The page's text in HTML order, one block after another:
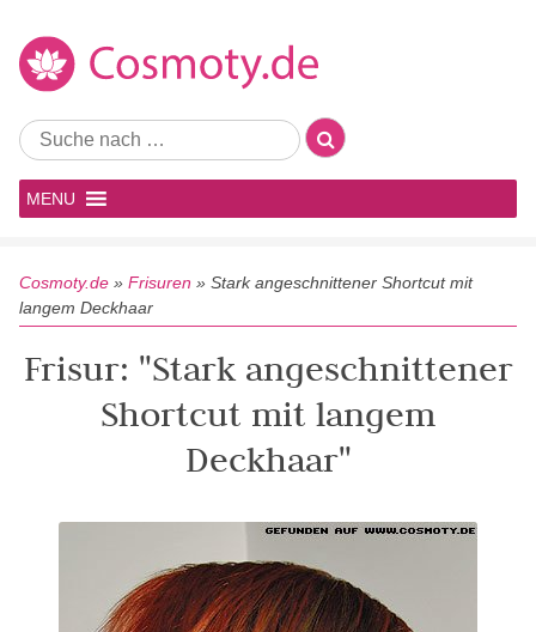
MENU
Cosmoty.de » Frisuren » Stark angeschnittener Shortcut mit
langem Deckhaar
Frisur: "Stark angeschnittener
Shortcut mit langem
Deckhaar"